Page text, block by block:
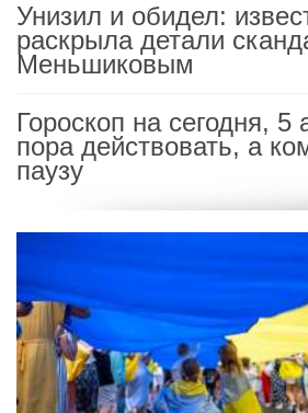
Унизил и обидел:
раскрыла детали
Меньшиковым
Гороскоп на сегодня, 5
пора действовать, а
паузу